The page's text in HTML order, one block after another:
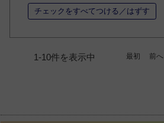
チェックをすべてつける／はずす
1-10件を表示中 最初 前へ